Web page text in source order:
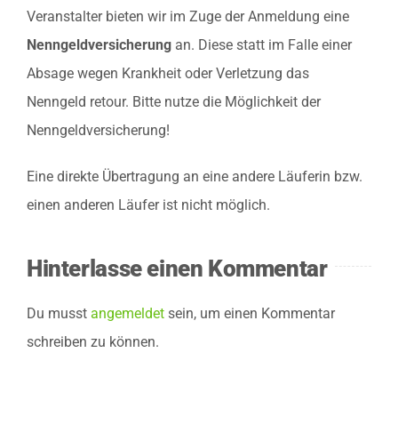
Impressionen
Ergebnisse
Live
Jetzt anmelden
Veranstalter bieten wir im Zuge der Anmeldung eine
Nenngeldversicherung an. Diese statt im Falle einer
Absage wegen Krankheit oder Verletzung das
Nenngeld retour. Bitte nutze die Möglichkeit der
Nenngeldversicherung!
Eine direkte Übertragung an eine andere Läuferin bzw.
einen anderen Läufer ist nicht möglich.
Hinterlasse einen Kommentar
Du musst angemeldet sein, um einen Kommentar
schreiben zu können.